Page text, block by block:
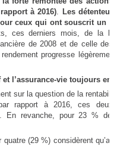
à 2016). Les
ceux qui ont souscrit un
ces derniers mois, de la
de 2008 et de celle
progresse
l’assurance-vie toujours en
sur la question de la
rapport à 2016, ces
En revanche, pour 23 %
quatre (29 %) considèrent